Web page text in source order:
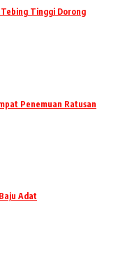
Tinggi Dorong
Penemuan Ratusan
Adat